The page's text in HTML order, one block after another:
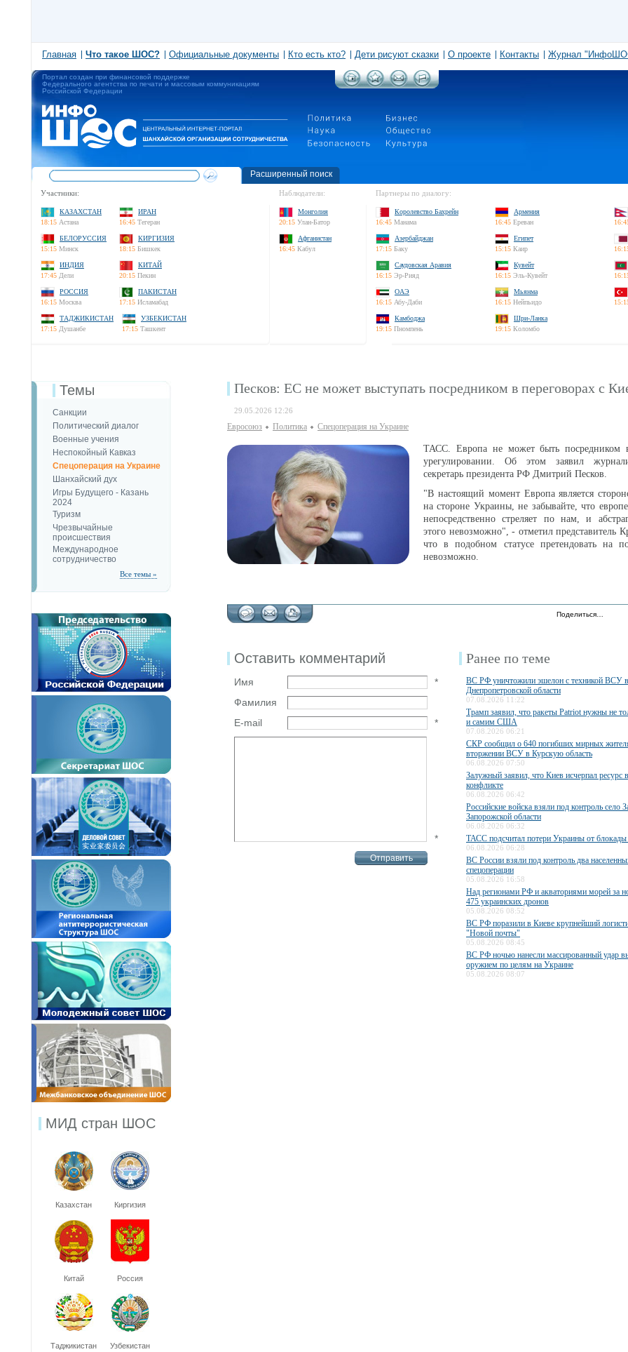
Главная Что такое ШОС? Официальные документы Кто есть кто? Дети рисуют сказки О проекте Контакты Журнал
Портал создан при финансовой поддержке
Федерального агентства по печати и массовым коммуникациям
Российской Федерации
Расширенный поиск
Участники:
КАЗАХСТАН
18:15 Астана
ИРАН
16:45 Тегеран
БЕЛОРУССИЯ
15:15 Минск
КИРГИЗИЯ
18:15 Бишкек
ИНДИЯ
17:45 Дели
КИТАЙ
20:15 Пекин
РОССИЯ
16:15 Москва
ПАКИСТАН
17:15 Исламабад
ТАДЖИКИСТАН
17:15 Душанбе
УЗБЕКИСТАН
17:15 Ташкент
Наблюдатели:
Монголия
20:15 Улан-Батор
Афганистан
16:45 Кабул
Партнеры по диалогу:
Королевство Бахрейн
16:45 Манама
Армения
16:45 Ереван
Азербайджан
17:15 Баку
Египет
15:15 Каир
Саудовская Аравия
16:15 Эр-Рияд
Кувейт
16:15 Эль-Кувейт
ОАЭ
16:15 Абу-Даби
Мьянма
16:15 Нейпьидо
Камбоджа
19:15 Пномпень
Шри-Ланка
19:15 Коломбо
Темы
Санкции
Политический диалог
Военные учения
Неспокойный Кавказ
Спецоперация на Украине
Шанхайский дух
Игры Будущего - Казань
2024
Туризм
Чрезвычайные
происшествия
Международное
сотрудничество
Все темы »
МИД стран ШОС
Казахстан Киргизия
Китай Россия
Таджикистан Узбекистан
Песков: ЕС не может выступать посредником в переговорах с
29.05.2026 12:26
Евросоюз Политика Спецоперация на Украине
ТАСС. Европа не может быть посредником
урегулировании. Об этом заявил
секретарь президента РФ Дмитрий Песков.
"В настоящий момент Европа является
на стороне Украины, не забывайте, что
непосредственно стреляет по нам, и
этого невозможно", - отметил представитель
что в подобном статусе претендовать на
невозможно.
Поделиться…
Оставить комментарий
Имя
*
Фамилия
E-mail
*
*
Ранее по теме
ВС РФ уничтожили эшелон с техникой ВСУ в
Днепропетровской области
07.08.2026 11:22
Трамп заявил, что ракеты Patriot нужны не
и самим США
07.08.2026 06:21
СКР сообщил о 640 погибших мирных
вторжении ВСУ в Курскую область
06.08.2026 07:50
Залужный заявил, что Киев исчерпал ресурс
конфликте
06.08.2026 06:42
Российские войска взяли под контроль село
Запорожской области
06.08.2026 06:32
ТАСС подсчитал потери Украины от блокады
06.08.2026 06:28
ВС России взяли под контроль два
спецоперации
05.08.2026 16:58
Над регионами РФ и акваториями морей за
475 украинских дронов
05.08.2026 08:52
ВС РФ поразили в Киеве крупнейший
"Новой почты"
05.08.2026 08:45
ВС РФ ночью нанесли массированный удар
оружием по целям на Украине
05.08.2026 08:07